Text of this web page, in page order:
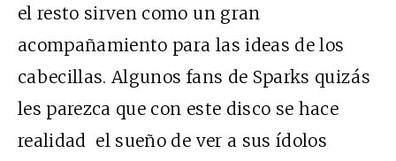
el resto sirven como un gran
acompañamiento para las ideas de los
cabecillas. Algunos fans de Sparks quizás
les parezca que con este disco se hace
realidad el sueño de ver a sus ídolos